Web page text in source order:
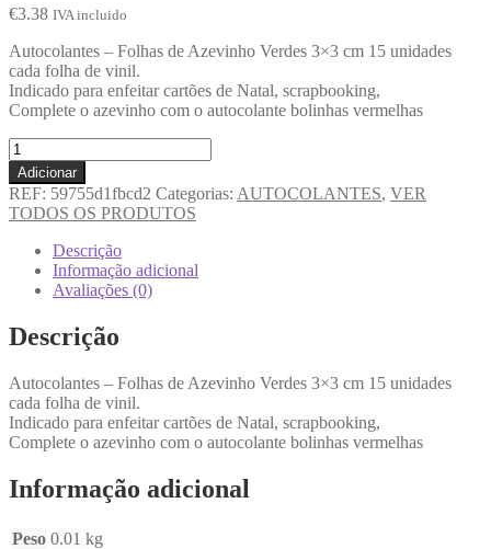
€3.38 IVA incluido
Autocolantes – Folhas de Azevinho Verdes 3×3 cm 15 unidades
cada folha de vinil.
Indicado para enfeitar cartões de Natal, scrapbooking,
Complete o azevinho com o autocolante bolinhas vermelhas
Adicionar
REF: 59755d1fbcd2 Categorias: AUTOCOLANTES, VER
TODOS OS PRODUTOS
Descrição
Informação adicional
Avaliações (0)
Descrição
Autocolantes – Folhas de Azevinho Verdes 3×3 cm 15 unidades
cada folha de vinil.
Indicado para enfeitar cartões de Natal, scrapbooking,
Complete o azevinho com o autocolante bolinhas vermelhas
Informação adicional
Peso 0.01 kg